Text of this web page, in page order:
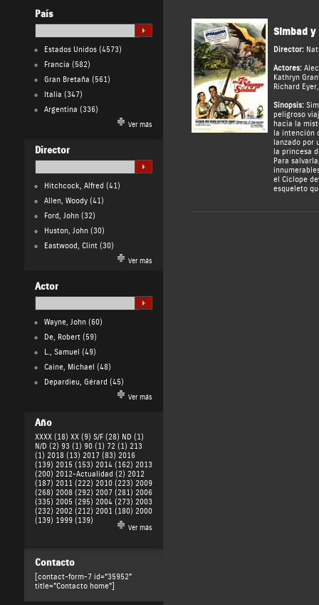
País
Estados Unidos(4573)
Francia (582)
Gran Bretaña (561)
Italia (347)
Argentina (336)
Ver más
Director
Hitchcock, Alfred (41)
Allen, Woody(41)
Ford, John(32)
Huston, John(30)
Eastwood, Clint(30)
Ver más
Actor
Wayne, John(60)
De, Robert(59)
L., Samuel (49)
Caine, Michael (48)
Depardieu, Gérard (45)
Ver más
Año
XXXX (18) XX (9) S/F (28) ND (1)
N/D (2) 93 (1) 90 (1) 72 (1) 213
(1) 2018 (13) 2017 (83) 2016
(139) 2015 (153) 2014 (162) 2013
(200) 2012-Actualidad (2) 2012
(187) 2011 (222) 2010 (223) 2009
(268) 2008 (292) 2007 (281) 2006
(335) 2005 (295) 2004 (273) 2003
(232) 2002 (212) 2001 (180) 2000
(139) 1999 (139)
Ver más
Contacto
[contact-form-7 id="35952"
title="Contacto home"]
Simbad y
Director:
Actores:
Kathryn
Richard Eyer
Sinopsis:
peligroso
hacia la
la intención
lanzado por
la princesa
Para
el Cíclope
esqueleto